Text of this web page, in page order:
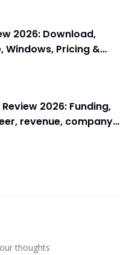
2026: Download,
Windows, Pricing &
2026: Funding,
revenue, company
FAQs
thoughts